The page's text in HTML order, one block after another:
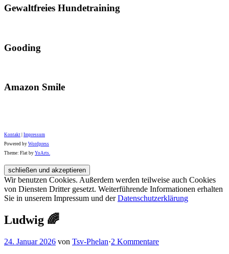
Gewaltfreies Hundetraining
Gooding
Amazon Smile
Kontakt Impressum
Powered by Wordpress
Theme: Flat by YoArts.
Wir benutzen Cookies. Außerdem werden teilweise auch Cookies
von Diensten Dritter gesetzt. Weiterführende Informationen erhalten
Sie in unserem Impressum und derDatenschutzerklärung
Ludwig 🌈
24. Januar 2026 von Tsv-Phelan·2 Kommentare